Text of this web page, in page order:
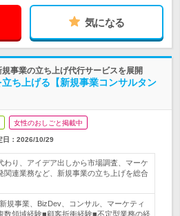
気になる
事業の立ち上げ代行サービスを展開
ち上げる【新規事業コンサルタン
女性のおしごと掲載中
： 2026/10/29
わり、アイデア出しから市場調査、マーケ
関連業務など、新規事業の立ち上げを総合
規事業、BizDev、コンサル、マーケティ
数領域経験■顧客折衝経験■不定型業務の経